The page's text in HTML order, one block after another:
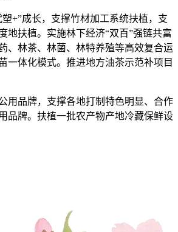
成长，支撑竹材加工系统扶植，支
地扶植。实施林下经济“双百”强链共富
、林茶、林菌、林特养殖等高效复合运
一体化模式。推进地方油茶示范补项目
品牌，支撑各地打制特色明显、合作
品牌。扶植一批农产物产地冷藏保鲜设